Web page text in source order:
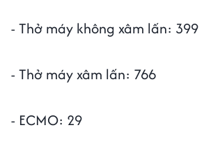
- Thở máy không xâm lấn: 399
- Thở máy xâm lấn: 766
- ECMO: 29